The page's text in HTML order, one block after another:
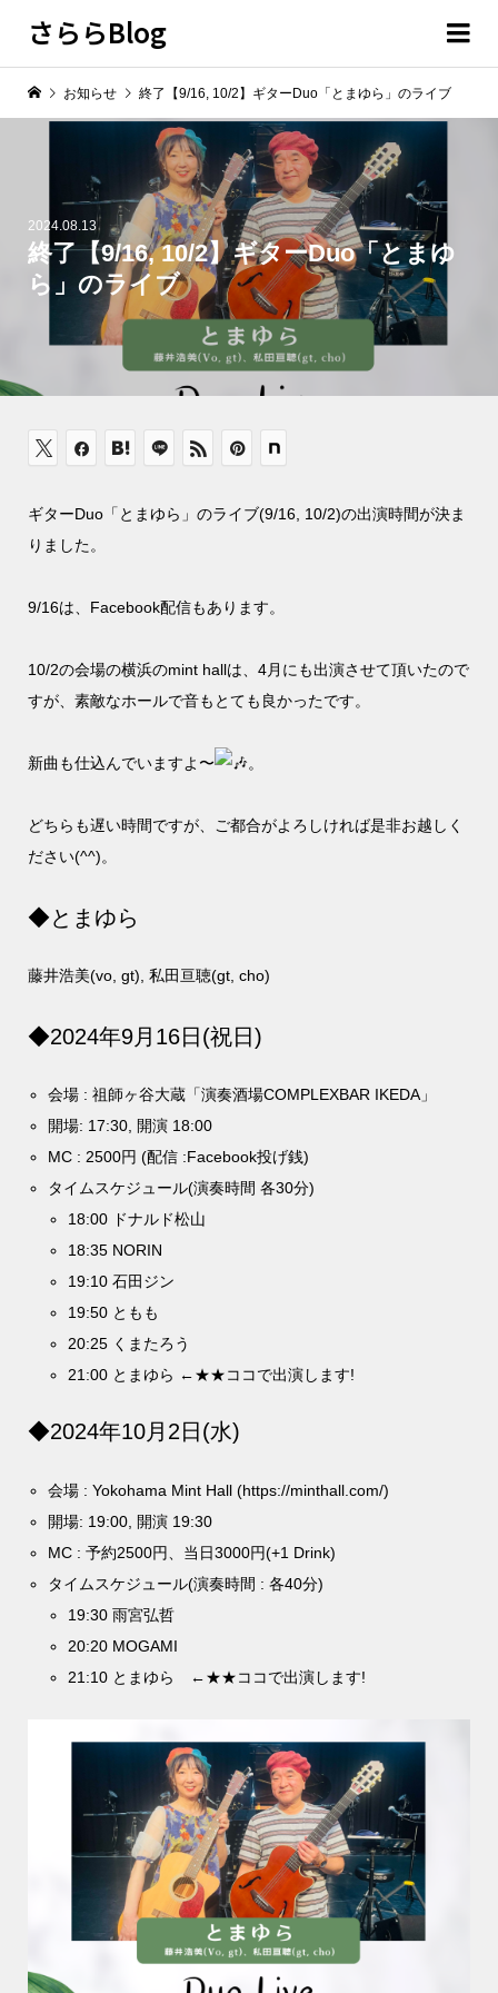
さららBlog
2024.08.13
終了【9/16, 10/2】ギターDuo「とまゆ
ら」のライブ
お知らせ 終了【9/16, 10/2】ギターDuo「とまゆら」のライブ
ギターDuo「とまゆら」のライブ(9/16, 10/2)の出演時間が決ま
りました。
9/16は、Facebook配信もあります。
10/2の会場の横浜のmint hallは、4月にも出演させて頂いたので
すが、素敵なホールで音もとても良かったです。
新曲も仕込んでいますよ〜 。
どちらも遅い時間ですが、ご都合がよろしければ是非お越しく
ださい(^^)。
◆とまゆら
藤井浩美(vo, gt), 私田亘聴(gt, cho)
◆2024年9月16日(祝日)
会場 : 祖師ヶ谷大蔵「演奏酒場COMPLEXBAR IKEDA」
開場: 17:30, 開演 18:00
MC : 2500円 (配信 :Facebook投げ銭)
タイムスケジュール(演奏時間 各30分)
18:00 ドナルド松山
18:35 NORIN
19:10 石田ジン
19:50 ともも
20:25 くまたろう
21:00 とまゆら ←★★ココで出演します!
◆2024年10月2日(水)
会場 : Yokohama Mint Hall (https://minthall.com/)
開場: 19:00, 開演 19:30
MC : 予約2500円、当日3000円(+1 Drink)
タイムスケジュール(演奏時間 : 各40分)
19:30 雨宮弘哲
20:20 MOGAMI
21:10 とまゆら ←★★ココで出演します!